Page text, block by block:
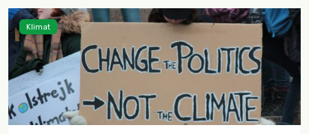
kryzysami i ubóstwem?
Klimat